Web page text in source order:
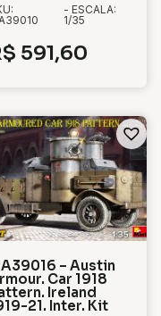
- ESCALA:
1/35
591,60
– Austin
Car 1918
Ireland
21. Inter. Kit